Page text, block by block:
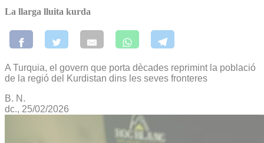
La llarga lluita kurda
A Turquia, el govern que porta dècades reprimint la població
de la regió del Kurdistan dins les seves fronteres
B. N.
dc., 25/02/2026